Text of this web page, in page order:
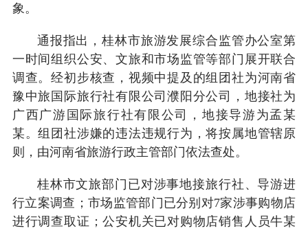
象。
通报指出，桂林市旅游发展综合监管办公室第
一时间组织公安、文旅和市场监管等部门展开联合
调查。经初步核查，视频中提及的组团社为河南省
豫中旅国际旅行社有限公司濮阳分公司，地接社为
广西广游国际旅行社有限公司，地接导游为孟某
某。组团社涉嫌的违法违规行为，将按属地管辖原
则，由河南省旅游行政主管部门依法查处。
桂林市文旅部门已对涉事地接旅行社、导游进
行立案调查；市场监管部门已分别对7家涉事购物店
进行调查取证；公安机关已对购物店销售人员牛某